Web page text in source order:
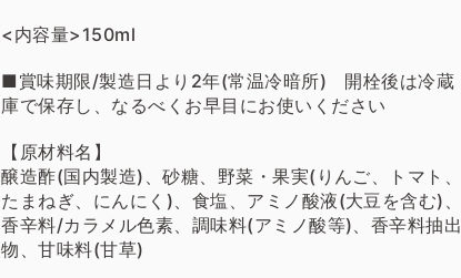
<内容量>150ml
■賞味期限/製造日より2年(常温冷暗所) 開栓後は冷蔵
庫で保存し、なるべくお早目にお使いください
【原材料名】
醸造酢(国内製造)、砂糖、野菜・果実(りんご、トマト、
たまねぎ、にんにく)、食塩、アミノ酸液(大豆を含む)、
香辛料/カラメル色素、調味料(アミノ酸等)、香辛料抽出
物、甘味料(甘草)